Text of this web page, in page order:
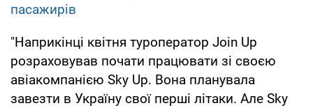
пасажирів
"Наприкінці квітня туроператор Join Up
розраховував почати працювати зі своєю
авіакомпанією Sky Up. Вона планувала
завезти в Україну свої перші літаки. Але Sky